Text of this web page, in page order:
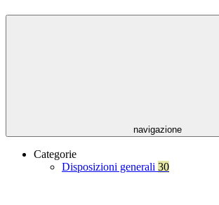
navigazione
Categorie
Disposizioni generali 30